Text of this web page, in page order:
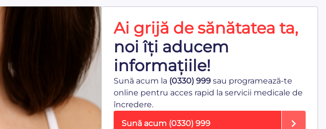
Ai grijă de sănătatea ta,
noi îți aducem
informațiile!
Sună acum la (0330) 999sau programează-te
online pentru acces rapid la servicii medicale de
încredere.
Sună acum (0330) 999